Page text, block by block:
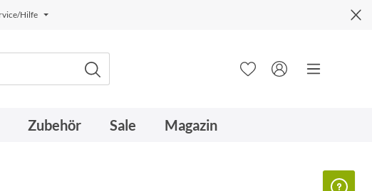
Hilfe
Zubehör Sale Magazin